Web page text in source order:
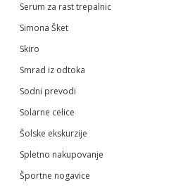
Serum za rast trepalnic
Simona Šket
Skiro
Smrad iz odtoka
Sodni prevodi
Solarne celice
Šolske ekskurzije
Spletno nakupovanje
Športne nogavice